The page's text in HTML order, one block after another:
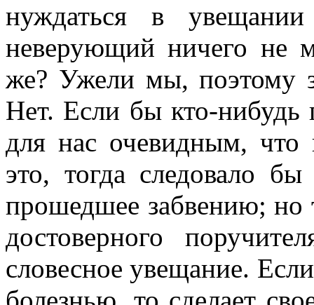
нуждаться в
неверующий ничего не
же? Ужели мы, поэтому
Нет. Если бы кто-нибудь
для нас очевидным, что
это, тогда следовало
прошедшее забвению; но
достоверного
словесное увещание.